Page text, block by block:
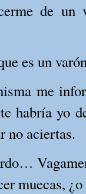
de un
es un
me
habría yo
no aciertas.
muecas,